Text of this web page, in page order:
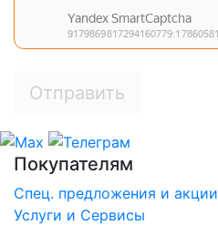
Отправить
Покупателям
Спец. предложения и акции
Услуги и Сервисы